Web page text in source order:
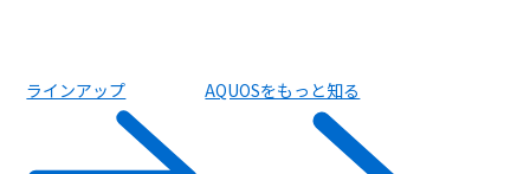
ラインアップ AQUOSをもっと知る